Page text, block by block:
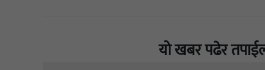
यो खबर पढेर